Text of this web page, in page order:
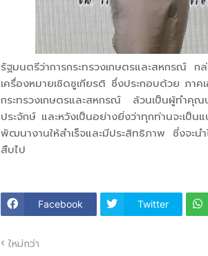
รัฐมนตรีว่าการกระทรวงเกษตรและสหกรณ์
เครื่องหมายเชิดชูเกียรติ ซึ่งประกอบด้วย ภา
กระทรวงเกษตรและสหกรณ์ ล้วนเป็นผู้ทำคุณ
ประจักษ์ และหวังเป็นอย่างยิ่งว่าทุกท่านจะเป็
พัฒนางานให้สำเร็จและมีประสิทธิภาพ ซี่งจะ
สืบไป
Facebook Twitter
ใหม่กว่า